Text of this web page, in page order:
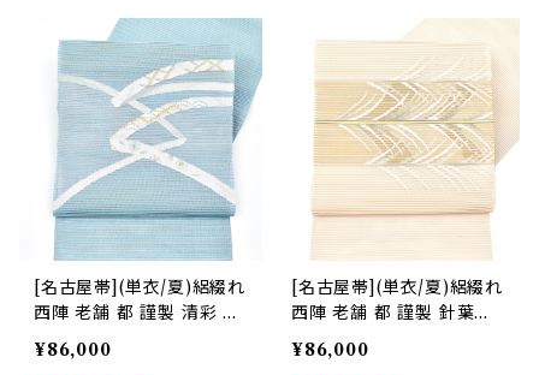
[名古屋帯](単衣/夏)絽綴れ
西陣 老舗 都 謹製 清彩 八
寸帯 正絹 日本製(商品番
号:22368)
¥86,000
[名古屋帯](単衣/夏)絽綴れ
西陣 老舗 都 謹製 針葉樹
八寸帯 正絹 日本製(商品番
号:22367)
¥86,000